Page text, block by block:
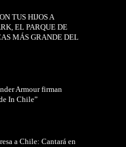
TUS HIJOS A
EL PARQUE DE
MÁS GRANDE DEL
Armour firman
In Chile”
a Chile: Cantará en